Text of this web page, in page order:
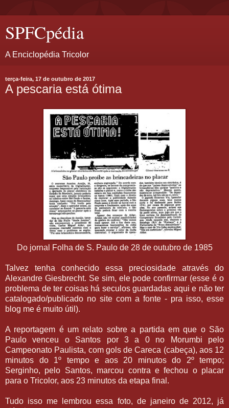
SPFCpédia
A Enciclopédia Tricolor
terça-feira, 17 de outubro de 2017
A pescaria está ótima
Do jornal Folha de S. Paulo de 28 de outubro de 1985
Talvez tenha conhecido essa preciosidade através do
Alexandre Giesbrecht. Se sim, ele pode confirmar (esse é o
problema de ter coisas há seculos guardadas aqui e não ter
catalogado/publicado no site com a fonte - pra isso, esse
blog me é muito útil).
A reportagem é um relato sobre a partida em que o São
Paulo venceu o Santos por 3 a 0 no Morumbi pelo
Campeonato Paulista, com gols de Careca (cabeça), aos 12
minutos do 1º tempo e aos 20 minutos do 2º tempo;
Serginho, pelo Santos, marcou contra e fechou o placar
para o Tricolor, aos 23 minutos da etapa final.
Tudo isso me lembrou essa foto, de janeiro de 2012, já